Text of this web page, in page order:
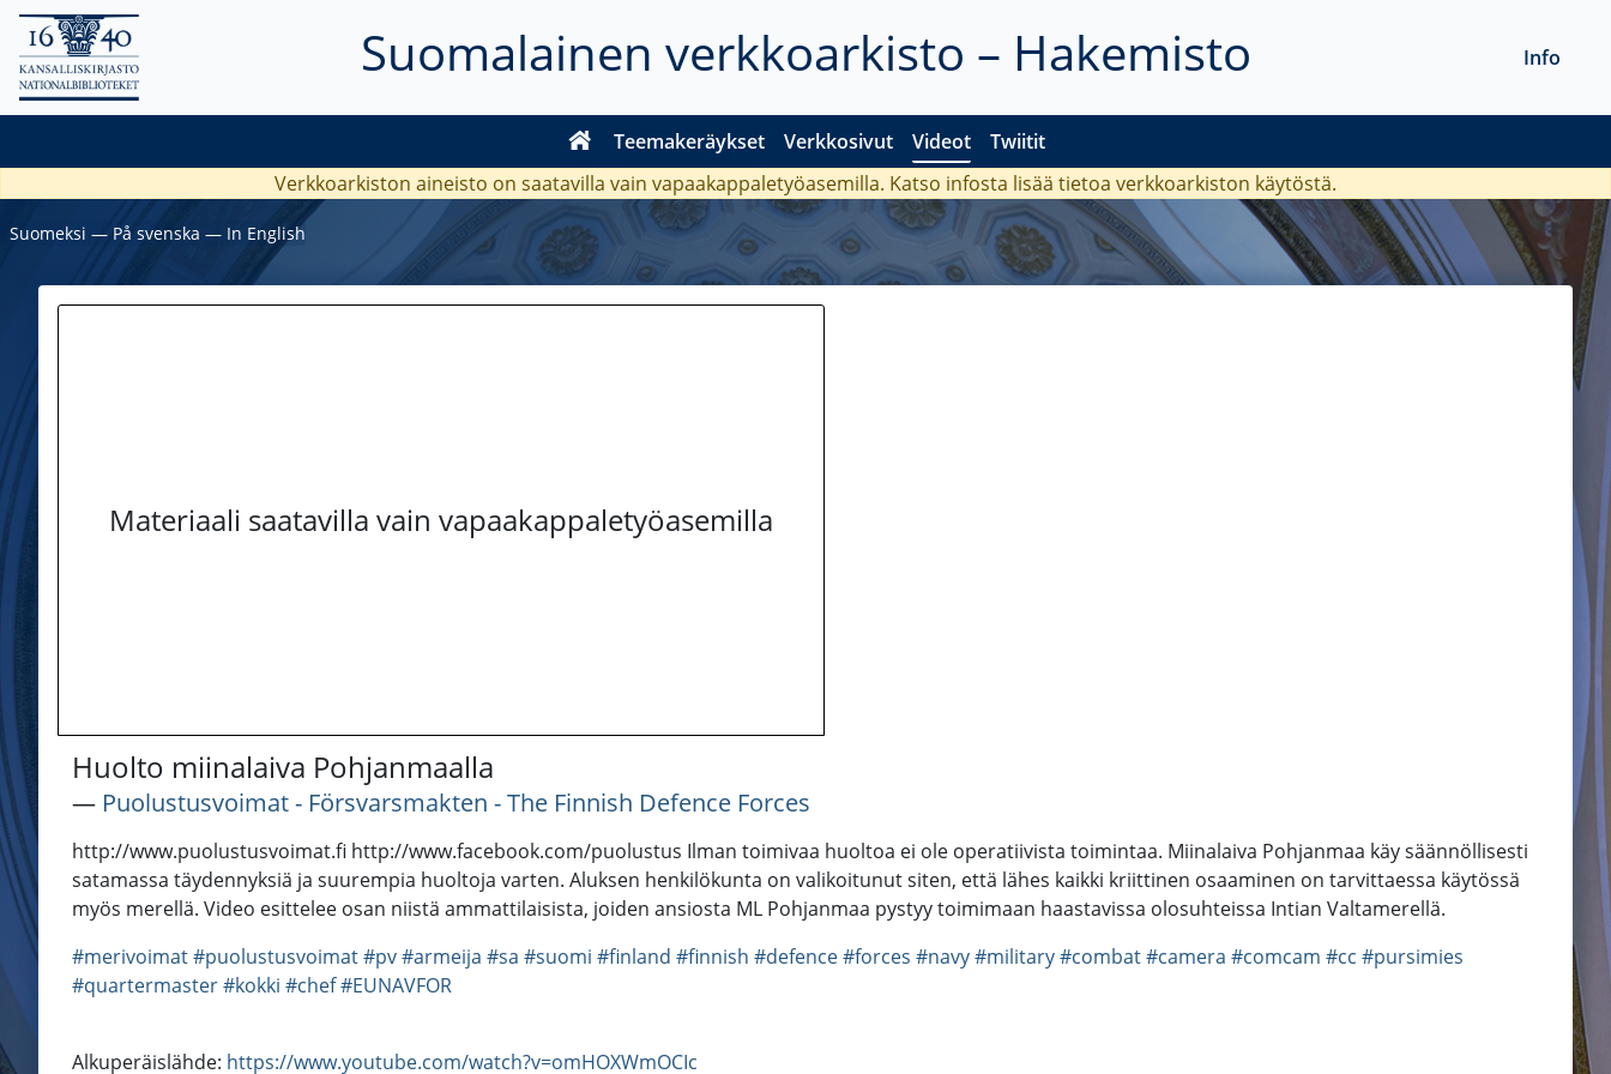
Suomalainen verkkoarkisto – Hakemisto
Teemakeräykset Verkkosivut Videot Twiitit
Info
Verkkoarkiston aineisto on saatavilla vain vapaakappaletyöasemilla. Katso infosta lisää tietoa verkkoarkiston käytöstä.
Suomeksi ― På svenska ― In English
Materiaali saatavilla vain vapaakappaletyöasemilla
Huolto miinalaiva Pohjanmaalla
― Puolustusvoimat - Försvarsmakten - The Finnish Defence Forces
http://www.puolustusvoimat.fi http://www.facebook.com/puolustus Ilman toimivaa huoltoa ei ole operatiivista toimintaa. Miinalaiva Pohjanmaa käy säännöllisesti
satamassa täydennyksiä ja suurempia huoltoja varten. Aluksen henkilökunta on valikoitunut siten, että lähes kaikki kriittinen osaaminen on tarvittaessa käytössä
myös merellä. Video esittelee osan niistä ammattilaisista, joiden ansiosta ML Pohjanmaa pystyy toimimaan haastavissa olosuhteissa Intian Valtamerellä.
#merivoimat#puolustusvoimat#pv#armeija #sa #suomi #finland #finnish #defence#forces #navy#military#combat#camera #comcam #cc #pursimies
#quartermaster#kokki #chef#EUNAVFOR
Alkuperäislähde: https://www.youtube.com/watch?v=omHOXWmOCIc